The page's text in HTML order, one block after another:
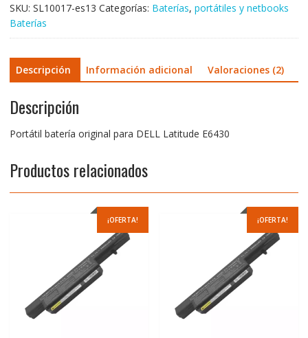
SKU: SL10017-es13 Categorías: Baterías, portátiles y netbooks
Baterías
Descripción Información adicional Valoraciones (2)
Descripción
Portátil batería original para DELL Latitude E6430
Productos relacionados
¡OFERTA! ¡OFERTA!